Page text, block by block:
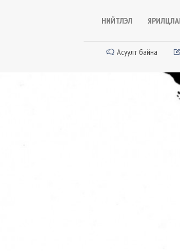
НИЙТЛЭЛ
Асуулт байна